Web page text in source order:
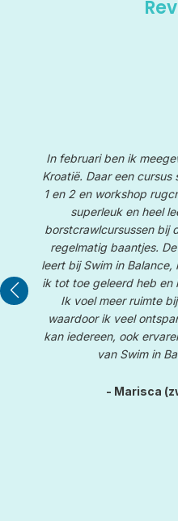
In februari ben ik
Kroatië. Daar een
1 en 2 en workshop
superleuk en heel
borstcrawlcursussen bij
regelmatig baantjes.
leert bij Swim in
ik tot toe geleerd heb en
Ik voel meer ruimte
waardoor ik veel
kan iedereen, ook
van Swim in
- Marisca